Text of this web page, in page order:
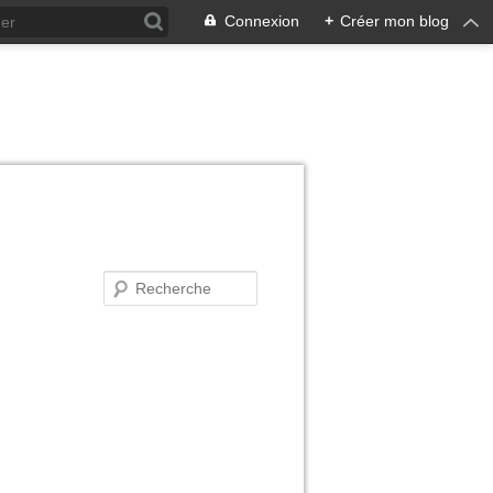
Connexion + Créer mon blog